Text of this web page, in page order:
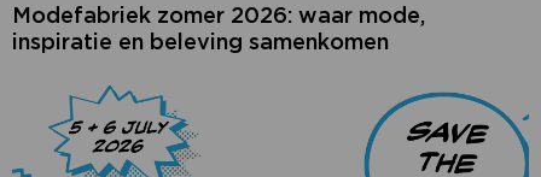
Modefabriek zomer 2026: waar mode,
inspiratie en beleving samenkomen